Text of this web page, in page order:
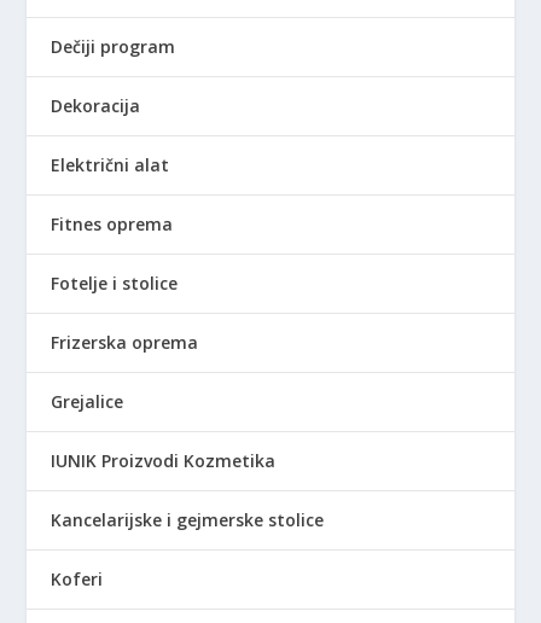
Dečiji program
Dekoracija
Električni alat
Fitnes oprema
Fotelje i stolice
Frizerska oprema
Grejalice
IUNIK Proizvodi Kozmetika
Kancelarijske i gejmerske stolice
Koferi